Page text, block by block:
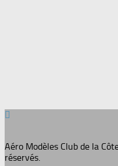
Aéro Modèles Club de la
réservés.